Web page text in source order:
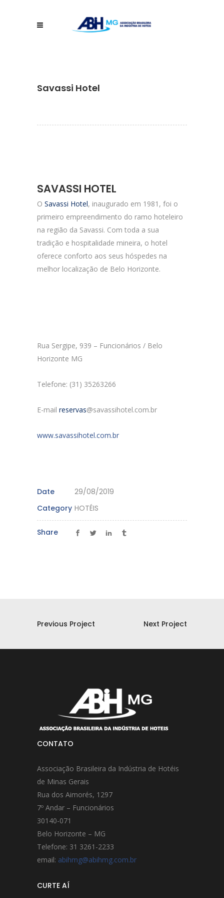
Savassi Hotel
SAVASSI HOTEL
O Savassi Hotel, inaugurado em 1981, foi o
primeiro empreendimento do ramo hoteleiro
na região da Savassi. Com toda a sua
tradição e hospitalidade mineira, o hotel
oferece conforto aos seus hóspedes na
melhor localização de Belo Horizonte.
Rua Sergipe, 939 – Funcionários / Belo
Horizonte MG
Telefone: (31) 35263266
E-mail reservas@savassihotel.com.br
www.savassihotel.com.br
Date
29/08/2019
Category HOTÉIS
Share
Previous Project Next Project
CONTATO
Associação Brasileira da Indústria de Hotéis
de Minas Gerais
Rua dos Aimorés, 1297
7º Andar – Funcionários
30140-071
Belo Horizonte – MG
Telefone: 31 3261-2233
email: abihmg@abihmg.com.br
CURTE AÍ